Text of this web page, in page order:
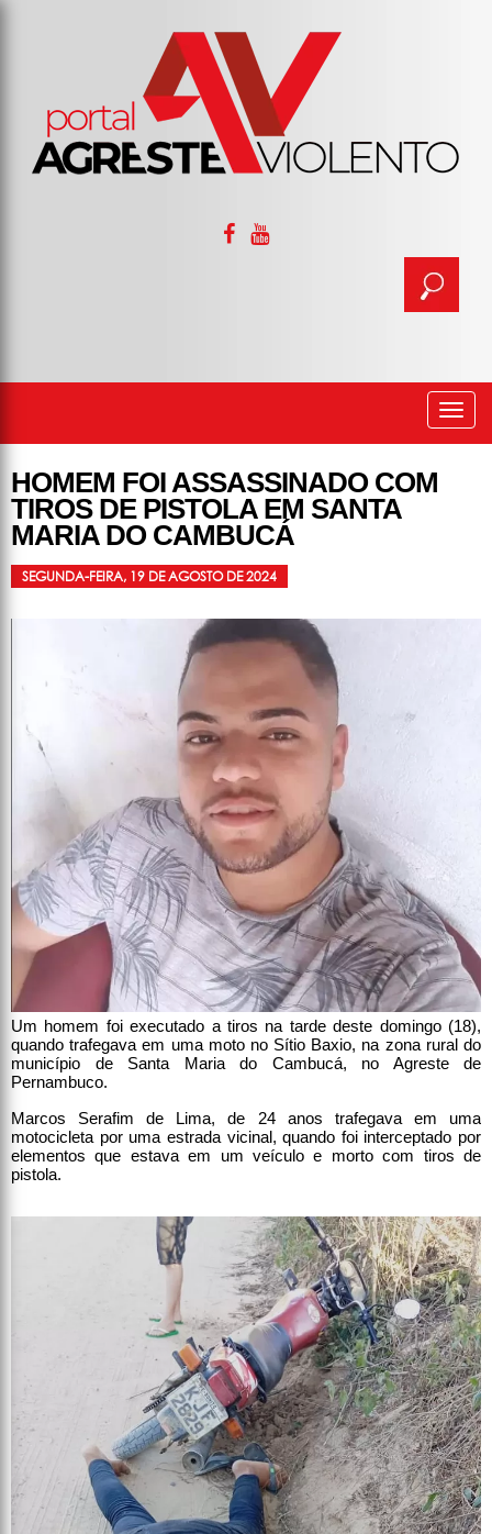
HOMEM FOI ASSASSINADO COM
TIROS DE PISTOLA EM SANTA
MARIA DO CAMBUCÁ
SEGUNDA-FEIRA, 19 DE AGOSTO DE 2024
Um homem foi executado a tiros na tarde deste domingo (18),
quando trafegava em uma moto no Sítio Baxio, na zona rural do
município de Santa Maria do Cambucá, no Agreste de
Pernambuco.
Marcos Serafim de Lima, de 24 anos trafegava em uma
motocicleta por uma estrada vicinal, quando foi interceptado por
elementos que estava em um veículo e morto com tiros de
pistola.